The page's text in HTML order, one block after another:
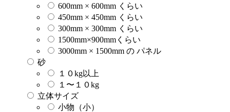
600mm × 600mm くらい
450mm × 450mm くらい
300mm × 300mm くらい
1500mm×900mmくらい
3000mm × 1500mm の パネル
砂
１０kg以上
１〜１０kg
立体サイズ
小物（小）